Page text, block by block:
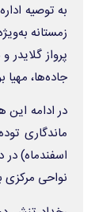
به توصیه
زمستانه
پرواز
جاده‌ها،
در ادامه
نواحی مرکزی به طور